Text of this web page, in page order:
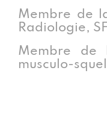
Membre de
Radiologie,
Membre de
musculo-